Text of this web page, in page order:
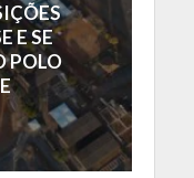
E SE
POLO